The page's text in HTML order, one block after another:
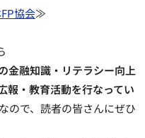
協会≫
金融知識・リテラシー向上
報・教育活動を行なってい
なので、読者の皆さんにぜひ